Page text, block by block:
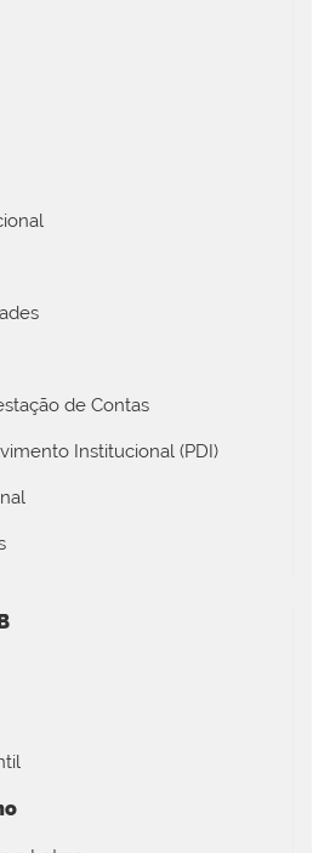
de Contas
Institucional (PDI)